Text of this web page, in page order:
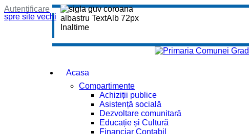
spre site vechi
Autentificare
Acasa
Compartimente
Achiziții publice
Asistență socială
Dezvoltare comunitară
Educație și Cultură
Financiar Contabil